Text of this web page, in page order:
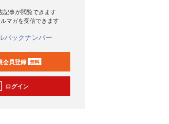
記事が閲覧できます
マガを受信できます
バックナンバー
会員登録 無料
ログイン